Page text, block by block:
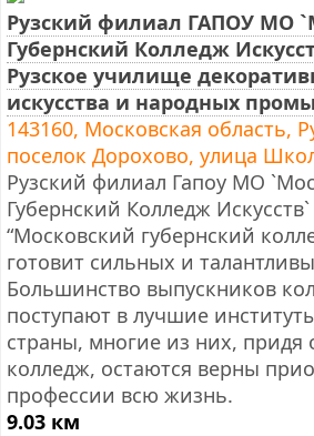
Рузский филиал ГАПОУ МО
Губернский Колледж
Рузское училище
искусства и народных
143160, Московская область,
поселок Дорохово, улица
Рузский филиал Гапоу МО
Губернский Колледж
“Московский губернский
готовит сильных и
Большинство выпускников
поступают в лучшие
страны, многие из них, придя
колледж, остаются верны
профессии всю жизнь.
9.03 км